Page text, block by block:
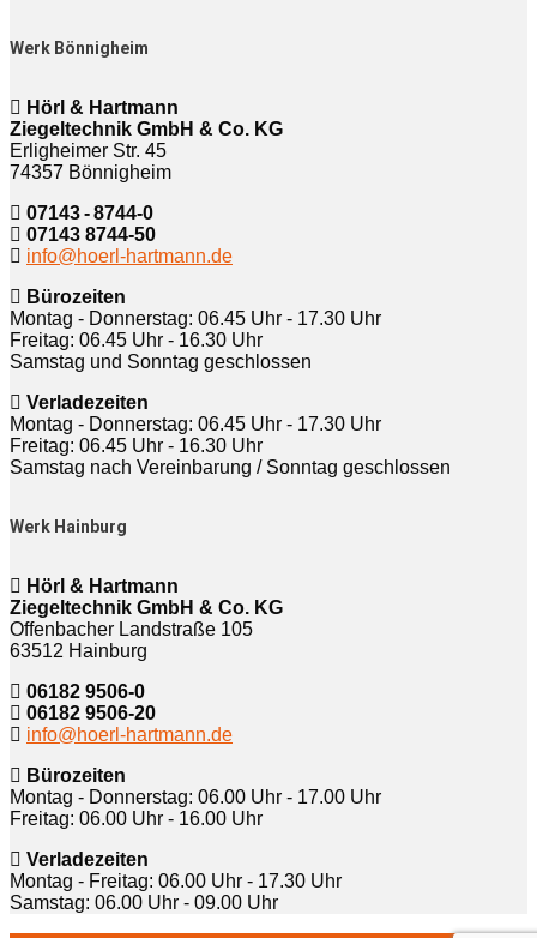
Werk Bönnigheim
Hörl & Hartmann
Ziegeltechnik GmbH & Co. KG
Erligheimer Str. 45
74357 Bönnigheim
07143 - 8744-0
07143 8744-50
info@hoerl-hartmann.de
Bürozeiten
Montag - Donnerstag: 06.45 Uhr - 17.30 Uhr
Freitag: 06.45 Uhr - 16.30 Uhr
Samstag und Sonntag geschlossen
Verladezeiten
Montag - Donnerstag: 06.45 Uhr - 17.30 Uhr
Freitag: 06.45 Uhr - 16.30 Uhr
Samstag nach Vereinbarung / Sonntag geschlossen
Werk Hainburg
Hörl & Hartmann
Ziegeltechnik GmbH & Co. KG
Offenbacher Landstraße 105
63512 Hainburg
06182 9506-0
06182 9506-20
info@hoerl-hartmann.de
Bürozeiten
Montag - Donnerstag: 06.00 Uhr - 17.00 Uhr
Freitag: 06.00 Uhr - 16.00 Uhr
Verladezeiten
Montag - Freitag: 06.00 Uhr - 17.30 Uhr
Samstag: 06.00 Uhr - 09.00 Uhr